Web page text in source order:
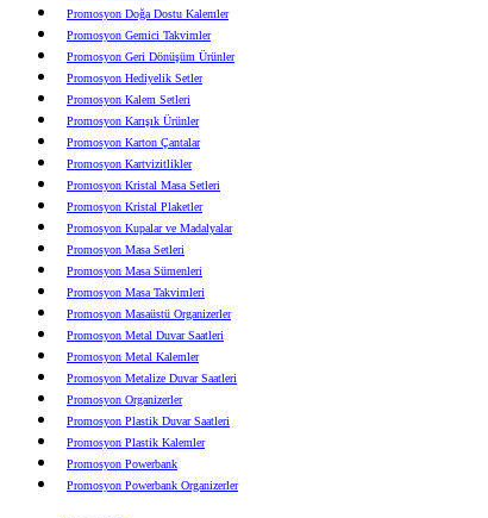
Promosyon Doğa Dostu Kalemler
Promosyon Gemici Takvimler
Promosyon Geri Dönüşüm Ürünler
Promosyon Hediyelik Setler
Promosyon Kalem Setleri
Promosyon Karışık Ürünler
Promosyon Karton Çantalar
Promosyon Kartvizitlikler
Promosyon Kristal Masa Setleri
Promosyon Kristal Plaketler
Promosyon Kupalar ve Madalyalar
Promosyon Masa Setleri
Promosyon Masa Sümenleri
Promosyon Masa Takvimleri
Promosyon Masaüstü Organizerler
Promosyon Metal Duvar Saatleri
Promosyon Metal Kalemler
Promosyon Metalize Duvar Saatleri
Promosyon Organizerler
Promosyon Plastik Duvar Saatleri
Promosyon Plastik Kalemler
Promosyon Powerbank
Promosyon Powerbank Organizerler